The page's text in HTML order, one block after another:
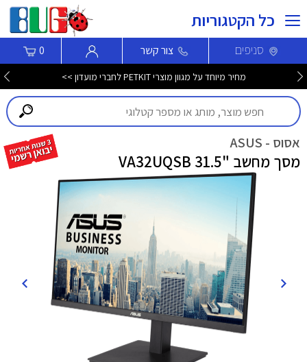
כל הקטגוריות
סניפים צור קשר 0
מחיר מיוחד על מגוון מוצרי PETKIT לחברי מועדון >>
אסוס - ASUS
מסך מחשב "31.5 VA32UQSB